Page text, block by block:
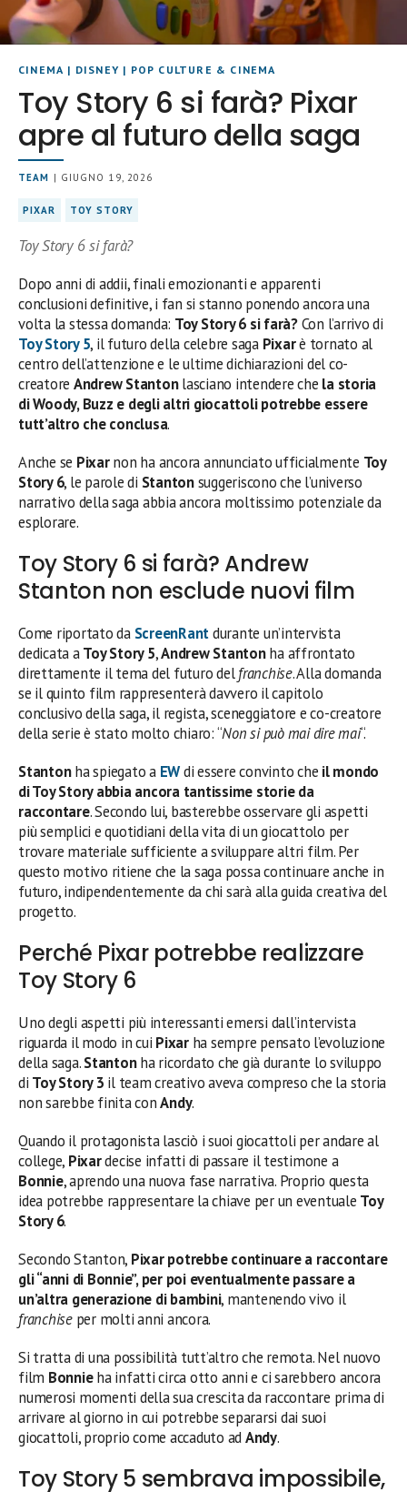
CINEMA | DISNEY | POP CULTURE & CINEMA
Toy Story 6 si farà? Pixar
apre al futuro della saga
TEAM | GIUGNO 19, 2026
PIXAR TOY STORY
Toy Story 6 si farà?
Dopo anni di addii, finali emozionanti e apparenti
conclusioni definitive, i fan si stanno ponendo ancora una
volta la stessa domanda: Toy Story 6 si farà?Con l’arrivo di
Toy Story 5, il futuro della celebre saga Pixarè tornato al
centro dell’attenzione e le ultime dichiarazioni del co-
creatore Andrew Stantonlasciano intendere che la storia
di Woody, Buzz e degli altri giocattoli potrebbe essere
tutt’altro che conclusa.
Anche se Pixarnon ha ancora annunciato ufficialmente Toy
Story 6, le parole di Stantonsuggeriscono che l’universo
narrativo della saga abbia ancora moltissimo potenziale da
esplorare.
Toy Story 6 si farà? Andrew
Stanton non esclude nuovi film
Come riportato da ScreenRantdurante un’intervista
dedicata aToy Story 5,Andrew Stantonha affrontato
direttamente il tema del futuro delfranchise. Alla domanda
se il quinto film rappresenterà davvero il capitolo
conclusivo della saga, il regista, sceneggiatore e co-creatore
della serie è stato molto chiaro: “Non si può mai dire mai“.
Stantonha spiegato a EWdi essere convinto che il mondo
di Toy Story abbia ancora tantissime storie da
raccontare. Secondo lui, basterebbe osservare gli aspetti
più semplici e quotidiani della vita di un giocattolo per
trovare materiale sufficiente a sviluppare altri film. Per
questo motivo ritiene che la saga possa continuare anche in
futuro, indipendentemente da chi sarà alla guida creativa del
progetto.
Perché Pixar potrebbe realizzare
Toy Story 6
Uno degli aspetti più interessanti emersi dall’intervista
riguarda il modo in cui Pixarha sempre pensato l’evoluzione
della saga.Stantonha ricordato che già durante lo sviluppo
di Toy Story 3 il team creativo aveva compreso che la storia
non sarebbe finita conAndy.
Quando il protagonista lasciò i suoi giocattoli per andare al
college, Pixardecise infatti di passare il testimone a
Bonnie, aprendo una nuova fase narrativa. Proprio questa
idea potrebbe rappresentare la chiave per un eventuale Toy
Story 6.
Secondo Stanton, Pixar potrebbe continuare a raccontare
gli “anni di Bonnie”, per poi eventualmente passare a
un’altra generazione di bambini, mantenendo vivo il
franchiseper molti anni ancora.
Si tratta di una possibilità tutt’altro che remota. Nel nuovo
film Bonnieha infatti circa otto anni e ci sarebbero ancora
numerosi momenti della sua crescita da raccontare prima di
arrivare al giorno in cui potrebbe separarsi dai suoi
giocattoli, proprio come accaduto adAndy.
Toy Story 5 sembrava impossibile,